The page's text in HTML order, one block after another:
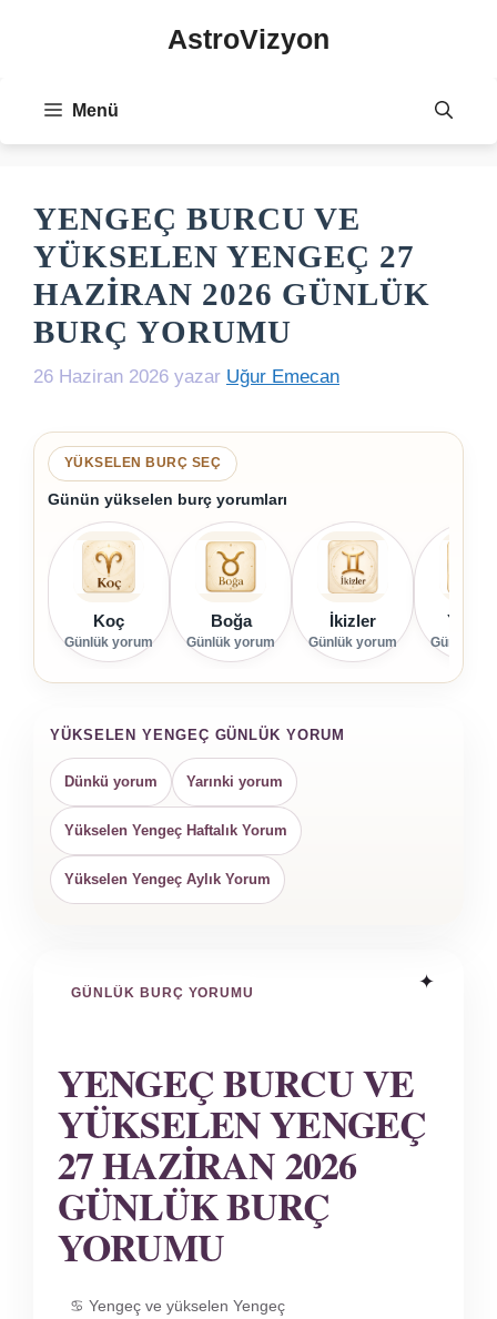
AstroVizyon
Menü
YENGEÇ BURCU VE
YÜKSELEN YENGEÇ 27
HAZIRAN 2026 GÜNLÜK
BURÇ YORUMU
26 Haziran 2026 yazar Uğur Emecan
YÜKSELEN BURÇ SEÇ
Günün yükselen burç yorumları
Koç
Günlük yorum
Boğa
Günlük yorum
İkizler
Günlük yorum Günlük
YÜKSELEN YENGEÇ GÜNLÜK YORUM
Dünkü yorum Yarınki yorum
Yükselen Yengeç Haftalık Yorum
Yükselen Yengeç Aylık Yorum
GÜNLÜK BURÇ YORUMU
YENGEÇ BURCU VE
YÜKSELEN YENGEÇ
27 HAZIRAN 2026
GÜNLÜK BURÇ
YORUMU
♋ Yengeç ve yükselen Yengeç